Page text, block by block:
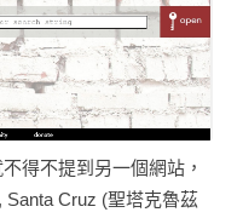
得不提到另一個網站，
Santa Cruz (聖塔克魯茲